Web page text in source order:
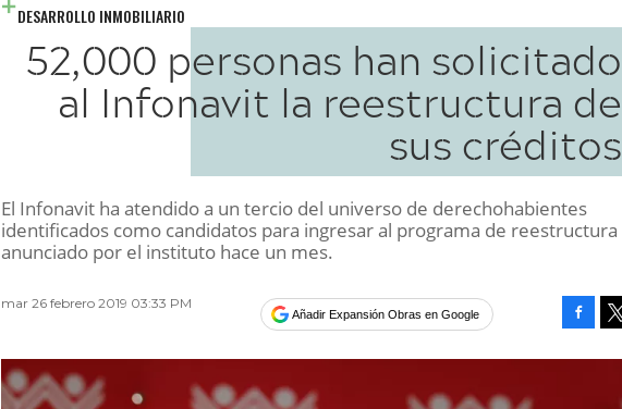
DESARROLLO INMOBILIARIO
52,000 personas han solicitado
al Infonavit la reestructura de
sus créditos
El Infonavit ha atendido a un tercio del universo de derechohabientes
identificados como candidatos para ingresar al programa de reestructura
anunciado por el instituto hace un mes.
mar 26 febrero 2019 03:33 PM
Añadir Expansión Obras en Google